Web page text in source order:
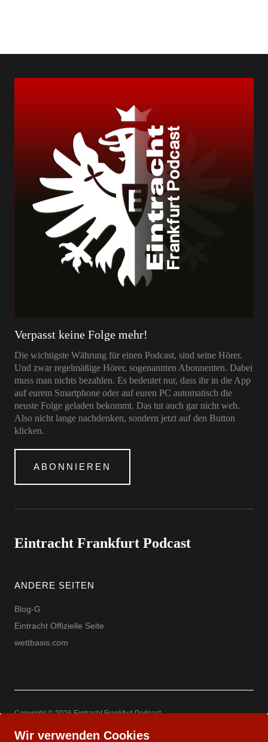
Verpasst keine Folge mehr!
Die wichtigste Währung für einen Podcast, sind seine Hörer.
Und zwar regelmäßige Hörer, sogenannten Abonnenten. Dabei
muss man nichts bezahlen. Es bedeutet nur, dass ihr in die App
auf eurem Smartphone oder auf euren PC automatisch die
neuste Folge geladen bekommt. Das tut auch gar nicht weh.
Also nicht lange nachdenken, sondern jetzt auf den Button
klicken.
ABONNIEREN
Eintracht Frankfurt Podcast
ANDERE SEITEN
Blog-G
Eintracht Offizielle Seite
wettbasis.com
Copyright © 2026 Eintracht Frankfurt Podcast
Theme: Uku byElmastudio
Wir verwenden Cookies